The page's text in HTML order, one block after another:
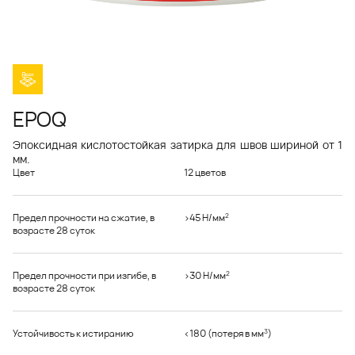
EPOQ
Эпоксидная кислотостойкая затирка для швов шириной от 1
мм.
Цвет 12 цветов
Предел прочности на сжатие, в
возрасте 28 суток
>45 Н/мм2
Предел прочности при изгибе, в
возрасте 28 суток
>30 Н/мм2
Устойчивость к истиранию <180 (потеря в мм3)